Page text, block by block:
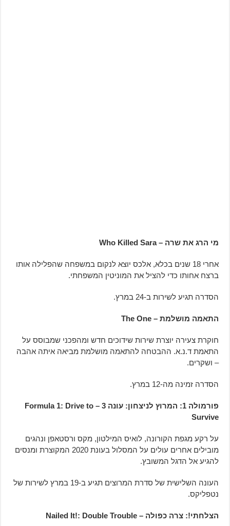
מי הרג את שרה – Who Killed Sara
אחרי 18 שנים בכלא, אלכס יוצא לנקום במשפחה שהפלילה אותו
ברצח אחותו כדי להציל את המוניטין המשפחתי.
הסדרה תגיע לשירות ב-24 במרץ.
התאמה מושלמת – The One
חוקרת צעירה יוצרת שירות שידוכים חדש ומהפכני שמבוסס על
התאמת ד.נ.א. ההבטחה להתאמה מושלמת מביאה איתה אהבה
– ושקרים.
הסדרה זמינה מה-12 במרץ.
פורמולה 1: המרוץ לניצחון: עונה 3 – Formula 1: Drive to
Survive
על רקע מגפת הקורונה, לואיס המילטון, מקס ורסטאפן ונהגים
מובילים אחרים עולים על המסלול בעונת 2020 המקוצרת ומנסים
להגיע אל הדגל המשובץ.
העונה השלישית של סדרת המרוצים תגיע ב-19 במרץ לשירות של
נטפליקס.
הצלחתי!: צרה כפולה – Nailed It!: Double Trouble